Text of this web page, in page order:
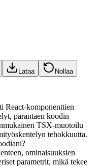
Lataa Nollaa
React-komponenttien
parantaen koodin
TSX-muotoilu
tehokkuutta.
ominaisuuksien
parametrit, mikä tekee